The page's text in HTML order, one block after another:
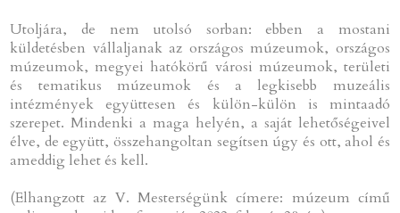
Utoljára, de nem utolsó sorban: ebben a mostani
küldetésben vállaljanak az országos múzeumok, országos
múzeumok, megyei hatókörű városi múzeumok, területi
és tematikus múzeumok és a legkisebb muzeális
intézmények együttesen és külön-külön is mintaadó
szerepet. Mindenki a maga helyén, a saját lehetőségeivel
élve, de együtt, összehangoltan segítsen úgy és ott, ahol és
ameddig lehet és kell.
(Elhangzott az V. Mesterségünk címere: múzeum című